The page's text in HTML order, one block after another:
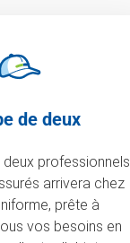
de deux
deux professionnels
arrivera chez
prête à
vos besoins en